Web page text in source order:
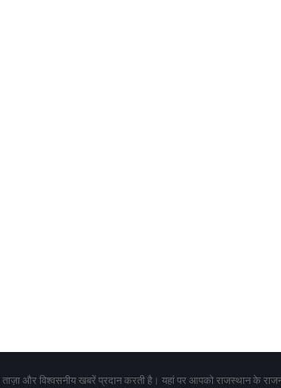
और विश्वसनीय खबरें प्रदान करती है। यहां पर आपको राजस्थान के